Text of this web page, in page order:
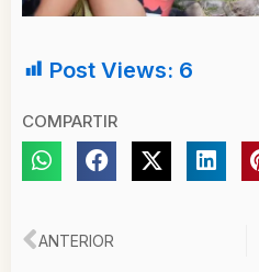
Post Views: 6
COMPARTIR
Ant
ANTERIOR